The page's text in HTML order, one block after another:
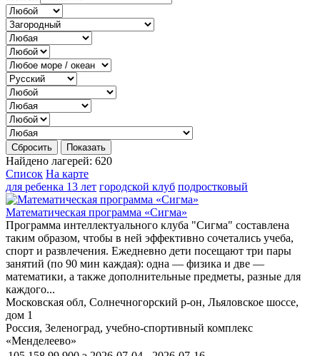
Сбросить Показать
Найдено лагерей: 620
Список На карте
для ребенка 13 лет городской клуб подростковый
Математическая программа «Сигма»
Программа интеллектуального клуба "Сигма" составлена
таким образом, чтобы в ней эффективно сочетались учеба,
спорт и развлечения. Ежедневно дети посещают три пары
занятий (по 90 мин каждая): одна — физика и две —
математики, а также дополнительные предметы, разные для
каждого...
Московская обл, Солнечногорский р-он, Льяловское шоссе,
дом 1
Россия, Зеленоград, учебно-спортивный комплекс
«Менделеево»